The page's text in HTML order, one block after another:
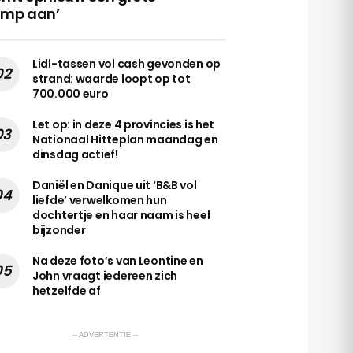
aan’
Lidl-tassen vol cash gevonden op
strand: waarde loopt op tot
700.000 euro
Let op: in deze 4 provincies is het
Nationaal Hitteplan maandag en
dinsdag actief!
Daniël en Danique uit ‘B&B vol
liefde’ verwelkomen hun
dochtertje en haar naam is heel
bijzonder
Na deze foto’s van Leontine en
John vraagt iedereen zich
hetzelfde af
-- ADVERTENTIE --